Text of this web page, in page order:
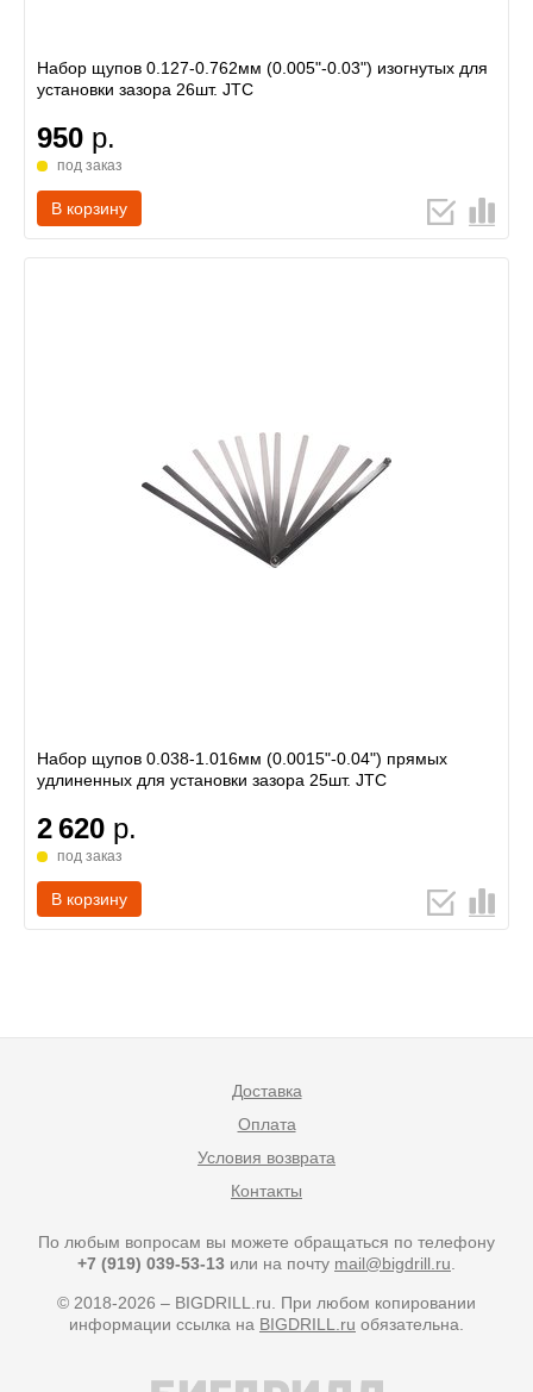
Набор щупов 0.127-0.762мм (0.005"-0.03") изогнутых для
установки зазора 26шт. JTC
950 р.
под заказ
В корзину
Набор щупов 0.038-1.016мм (0.0015"-0.04") прямых
удлиненных для установки зазора 25шт. JTC
2 620 р.
под заказ
В корзину
Доставка
Оплата
Условия возврата
Контакты
По любым вопросам вы можете обращаться по телефону
+7 (919) 039-53-13 или на почту mail@bigdrill.ru
© 2018-2026 – BIGDRILL.ru. При любом копировании
информации ссылка на BIGDRILL.ru обязательна.